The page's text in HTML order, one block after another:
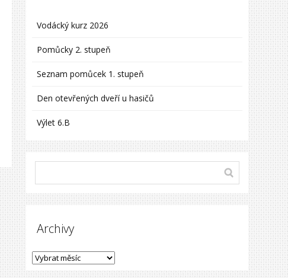
Vodácký kurz 2026
Pomůcky 2. stupeň
Seznam pomůcek 1. stupeň
Den otevřených dveří u hasičů
Výlet 6.B
Archivy